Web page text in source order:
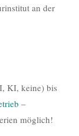
an der
KI, keine) bis
–
möglich!